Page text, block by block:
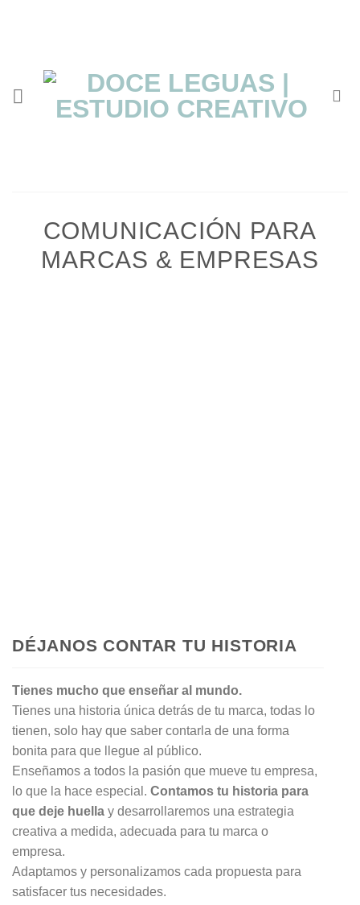
COMUNICACIÓN PARA
MARCAS & EMPRESAS
DÉJANOS CONTAR TU HISTORIA
Tienes mucho que enseñar al mundo.
Tienes una historia única detrás de tu marca, todas lo
tienen, solo hay que saber contarla de una forma
bonita para que llegue al público.
Enseñamos a todos la pasión que mueve tu empresa,
lo que la hace especial. Contamos tu historia para
que deje huella y desarrollaremos una estrategia
creativa a medida, adecuada para tu marca o
empresa.
Adaptamos y personalizamos cada propuesta para
satisfacer tus necesidades.